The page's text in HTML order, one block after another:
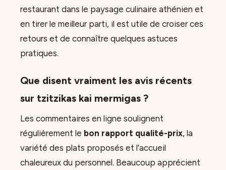
restaurant dans le paysage culinaire athénien et
en tirer le meilleur parti, il est utile de croiser ces
retours et de connaître quelques astuces
pratiques.
Que disent vraiment les avis récents
sur tzitzikas kai mermigas ?
Les commentaires en ligne soulignent
régulièrement le bon rapport qualité-prix, la
variété des plats proposés et l’accueil
chaleureux du personnel. Beaucoup apprécient